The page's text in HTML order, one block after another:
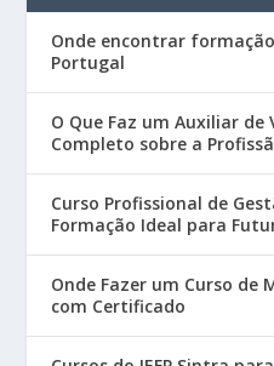
Onde encontrar
Portugal
O Que Faz um Auxiliar de
Completo sobre a
Curso Profissional de
Formação Ideal para
Onde Fazer um Curso de
com Certificado